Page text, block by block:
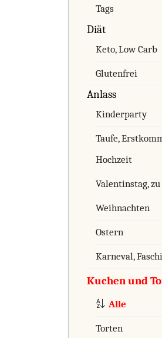
Tags
Diät
Keto, Low Carb
Glutenfrei
Anlass
Kinderparty
Taufe,
Hochzeit
Valentinstag,
Weihnachten
Ostern
Karneval,
Kuchen und
Alle
Torten